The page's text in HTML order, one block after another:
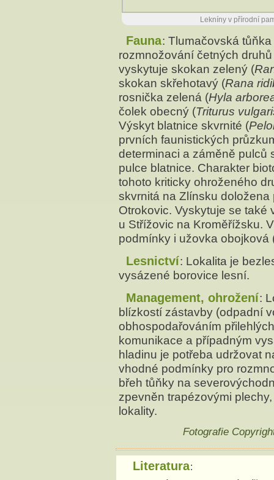
Lekníny v přírodní
Fauna: Tlumačovská
rozmnožování četných
vyskytuje skokan zelený (
skokan skřehotavý (Rana
rosnička zelená (Hyla
čolek obecný (Triturus
Výskyt blatnice skvrnité (
prvních faunistických
determinaci a záměně pulců
pulce blatnice. Charakter
tohoto kriticky ohroženého
skvrnitá na Zlínsku
Otrokovic. Vyskytuje se
u Střížovic na Kroměřížsku.
podmínky i užovka obojková
Lesnictví: Lokalita je
vysázené borovice lesní.
Management, ohrožení:
blízkostí zástavby (odpadní
obhospodařováním
komunikace a případným
hladinu je potřeba udržovat
vhodné podmínky pro
břeh tůňky na
zpevněn trapézovými
lokality.
Fotografie
Literatura: